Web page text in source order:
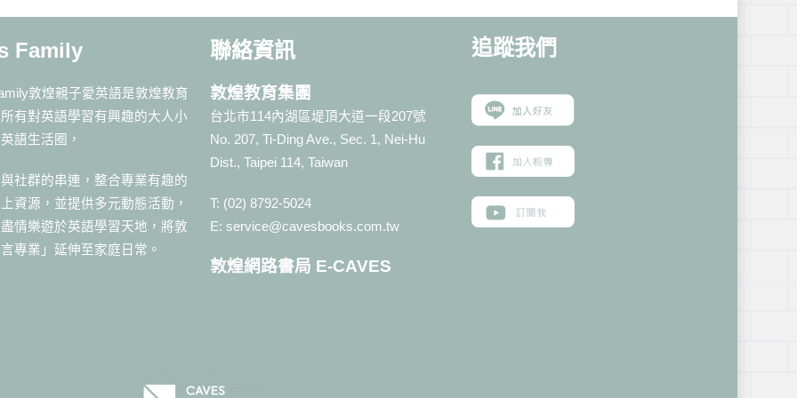
Family
敦煌親子愛英語是敦煌教育
有對英語學習有興趣的大人小
語生活圈，
社群的串連，整合專業有趣的
資源，並提供多元動態活動，
情樂遊於英語學習天地，將敦
專業」延伸至家庭日常。
聯絡資訊
敦煌教育集團
台北市114內湖區堤頂大道一段207號
No. 207, Ti-Ding Ave., Sec. 1, Nei-Hu
Dist., Taipei 114, Taiwan
T: (02) 8792-5024
E: service@cavesbooks.com.tw
敦煌網路書局 E-CAVES
追蹤我們